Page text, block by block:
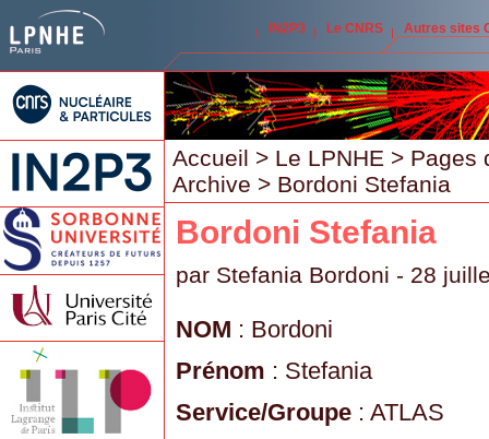
IN2P3 Le CNRS Autres sites
Accueil > Le LPNHE > Pages
Archive > Bordoni Stefania
Bordoni Stefania
par Stefania Bordoni - 28
NOM : Bordoni
Prénom : Stefania
Service/Groupe : ATLAS